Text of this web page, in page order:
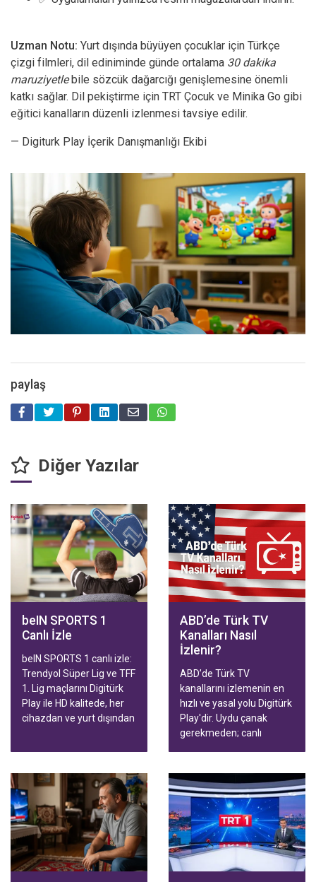
Uzman Notu: Yurt dışında büyüyen çocuklar için Türkçe
çizgi filmleri, dil ediniminde günde ortalama 30 dakika
maruziyetlebile sözcük dağarcığı genişlemesine önemli
katkı sağlar. Dil pekiştirme için TRT Çocuk ve Minika Go gibi
eğitici kanalların düzenli izlenmesi tavsiye edilir.
— Digiturk Play İçerik Danışmanlığı Ekibi
paylaş
Diğer Yazılar
beIN SPORTS 1
Canlı İzle
beIN SPORTS 1 canlı izle:
Trendyol Süper Lig ve TFF
1. Lig maçlarını Digitürk
Play ile HD kalitede, her
cihazdan ve yurt dışından
ABD’de Türk TV
Kanalları Nasıl
İzlenir?
ABD’de Türk TV
kanallarını izlemenin en
hızlı ve yasal yolu Digitürk
Play'dir. Uydu çanak
gerekmeden; canlı
maçları Smart TV,
telefon, tablet ve
bilgisayardan HD kalitede
izlenir. Aile ve Spor
paketleriyle hızlı
aktivasyon.